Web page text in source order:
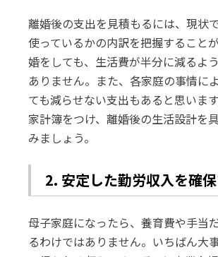
離婚後の支出を見積もるには、現状
使っているかの内訳を把握すること
婚をしても、生活費が半分に減るよ
ありません。また、各家庭の事情に
ても減らせない支出もあると思いま
家計簿をつけ、離婚後の生活設計を
みましょう。
2. 安定した勤労収入を確
母子家庭になったら、養育費や手当
るわけではありません。いちばん大